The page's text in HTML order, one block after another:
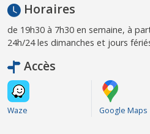
Horaires
de 19h30 à 7h30 en semaine, à
24h/24 les dimanches et jours
Accès
Waze Google Maps